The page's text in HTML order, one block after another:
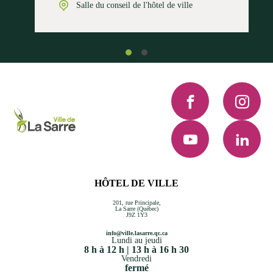
Salle du conseil de l'hôtel de ville
HÔTEL DE VILLE
201, rue Principale,
La Sarre (Québec)
J9Z 1Y3
info@ville.lasarre.qc.ca
Lundi au jeudi
8 h à 12 h | 13 h à 16 h 30
Vendredi
fermé
Facebook
YouTube